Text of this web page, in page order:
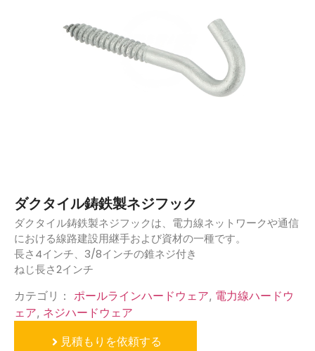
ダクタイル鋳鉄製ネジフック
ダクタイル鋳鉄製ネジフックは、電力線ネットワークや通信
における線路建設用継手および資材の一種です。
長さ4インチ、3/8インチの錐ネジ付き
ねじ長さ2インチ
カテゴリ： ポールラインハードウェア, 電力線ハードウ
ェア, ネジハードウェア
見積もりを依頼する